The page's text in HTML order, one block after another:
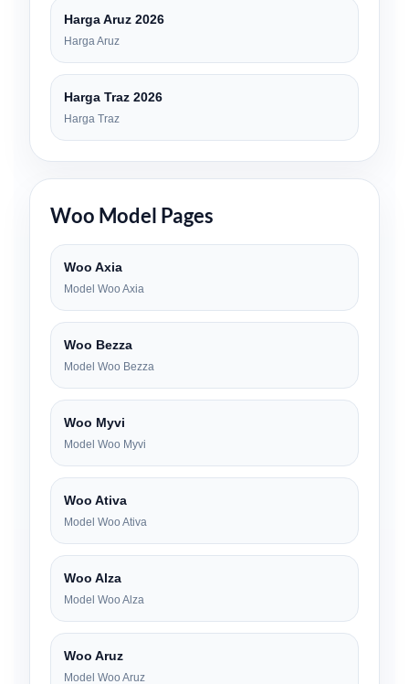
Harga Aruz 2026
Harga Aruz
Harga Traz 2026
Harga Traz
Woo Model Pages
Woo Axia
Model Woo Axia
Woo Bezza
Model Woo Bezza
Woo Myvi
Model Woo Myvi
Woo Ativa
Model Woo Ativa
Woo Alza
Model Woo Alza
Woo Aruz
Model Woo Aruz